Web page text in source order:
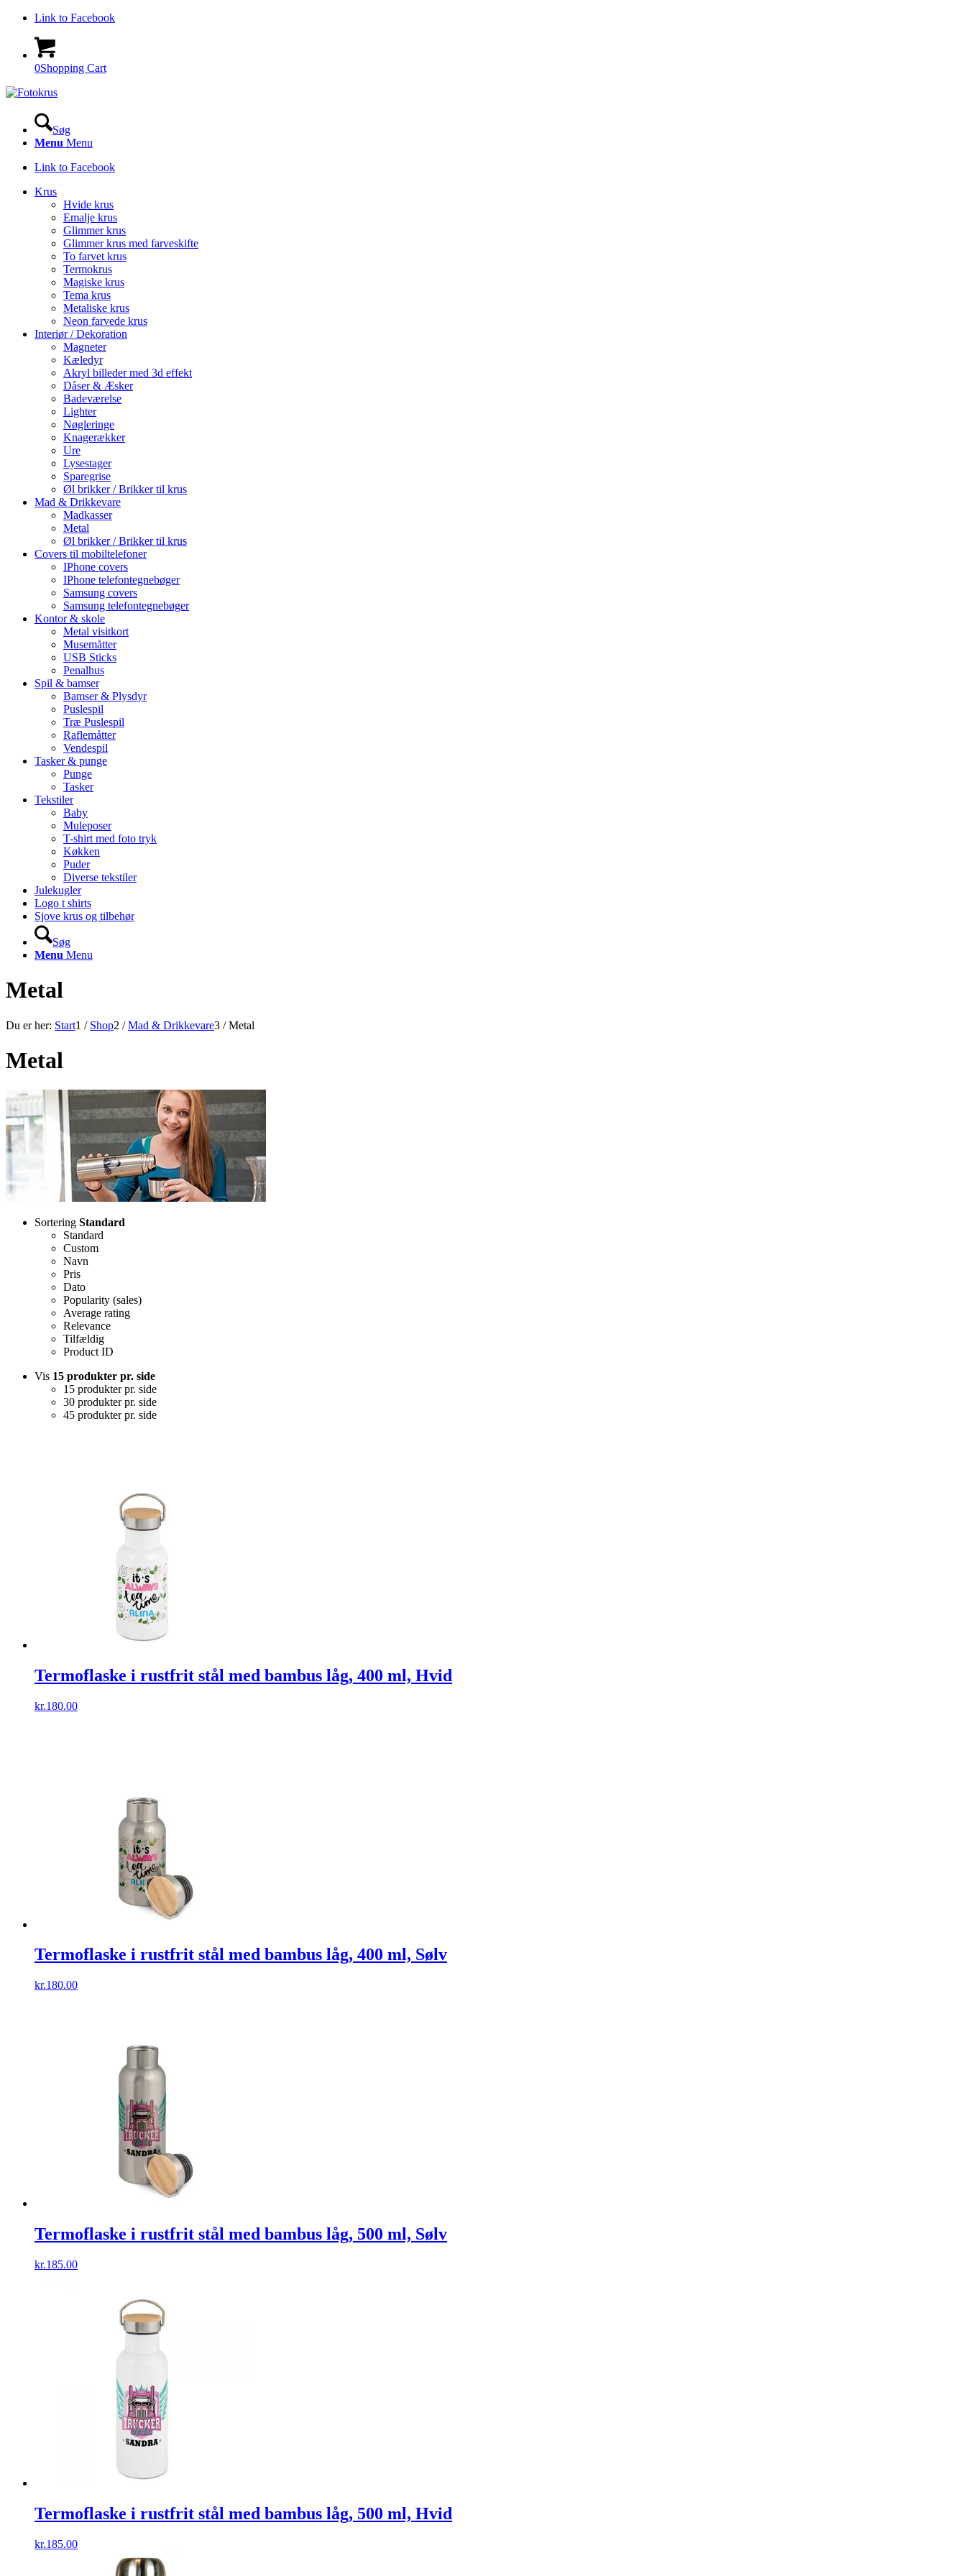
Link to Facebook
0Shopping Cart
Søg
Menu Menu
Link to Facebook
Krus
Hvide krus
Emalje krus
Glimmer krus
Glimmer krus med farveskifte
To farvet krus
Termokrus
Magiske krus
Tema krus
Metaliske krus
Neon farvede krus
Interiør / Dekoration
Magneter
Kæledyr
Akryl billeder med 3d effekt
Dåser & Æsker
Badeværelse
Lighter
Nøgleringe
Knagerækker
Ure
Lysestager
Sparegrise
Øl brikker / Brikker til krus
Mad & Drikkevare
Madkasser
Metal
Øl brikker / Brikker til krus
Covers til mobiltelefoner
IPhone covers
IPhone telefontegnebøger
Samsung covers
Samsung telefontegnebøger
Kontor & skole
Metal visitkort
Musemåtter
USB Sticks
Penalhus
Spil & bamser
Bamser & Plysdyr
Puslespil
Træ Puslespil
Raflemåtter
Vendespil
Tasker & punge
Punge
Tasker
Tekstiler
Baby
Muleposer
T-shirt med foto tryk
Køkken
Puder
Diverse tekstiler
Julekugler
Logo t shirts
Sjove krus og tilbehør
Søg
Menu Menu
Metal
Du er her: Start1 / Shop2 / Mad & Drikkevare3 / Metal
Metal
Sortering Standard
Standard
Custom
Navn
Pris
Dato
Popularity (sales)
Average rating
Relevance
Tilfældig
Product ID
Vis 15 produkter pr. side
15 produkter pr. side
30 produkter pr. side
45 produkter pr. side
Termoflaske i rustfrit stål med bambus låg, 400 ml, Hvid
kr.180.00
Termoflaske i rustfrit stål med bambus låg, 400 ml, Sølv
kr.180.00
Termoflaske i rustfrit stål med bambus låg, 500 ml, Sølv
kr.185.00
Termoflaske i rustfrit stål med bambus låg, 500 ml, Hvid
kr.185.00